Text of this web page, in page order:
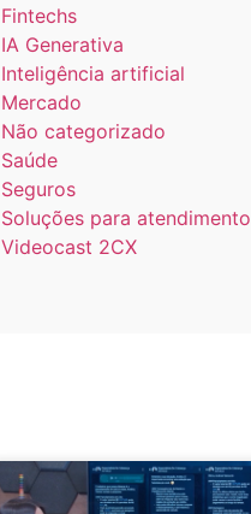
Fintechs
IA Generativa
Inteligência artificial
Mercado
Não categorizado
Saúde
Seguros
Soluções para atendimento
Videocast 2CX